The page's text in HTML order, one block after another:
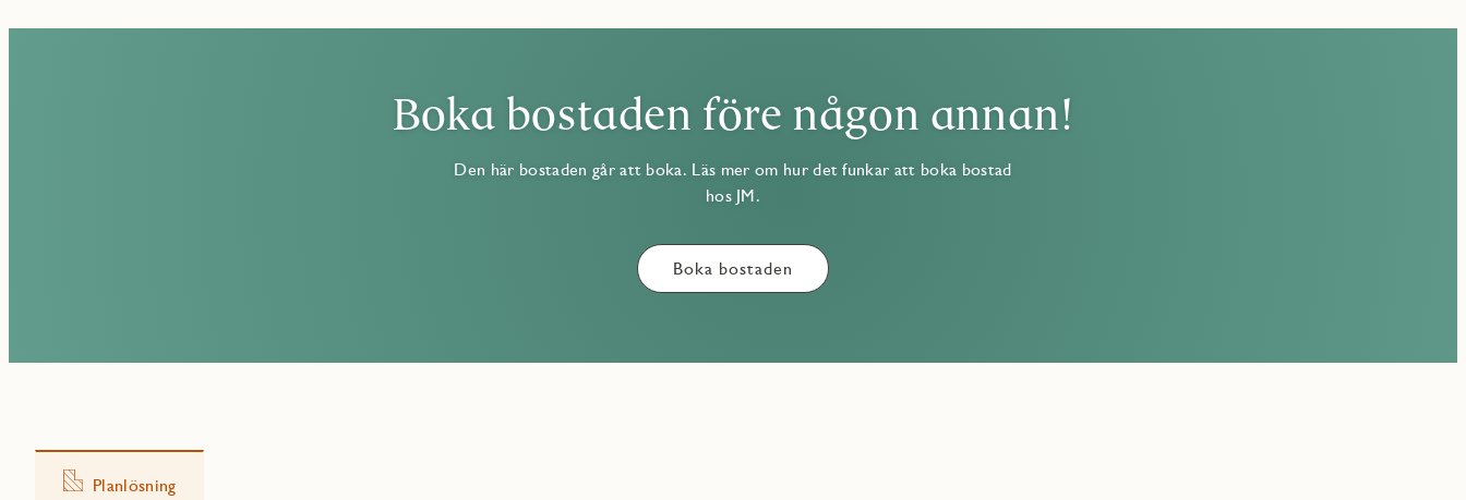
Boka bostaden före någon annan!
Den här bostaden går att boka. Läs mer om hur det funkar att boka bostad
hos JM.
Boka bostaden
Planlösning